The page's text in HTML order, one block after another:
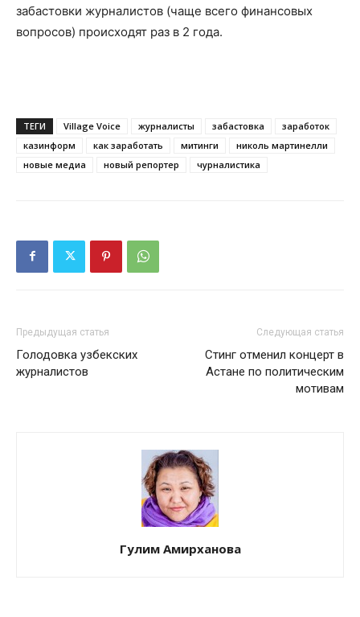
забастовки журналистов (чаще всего финансовых
вопросов) происходят раз в 2 года.
ТЕГИ Village Voice журналисты забастовка
заработок
казинформ
как заработать митинги
николь мартинелли
новые медиа
новый репортер чурналистика
Предыдущая статья
Голодовка узбекских
журналистов
Следующая статья
Стинг отменил концерт в
Астане по политическим
мотивам
Гулим Амирханова